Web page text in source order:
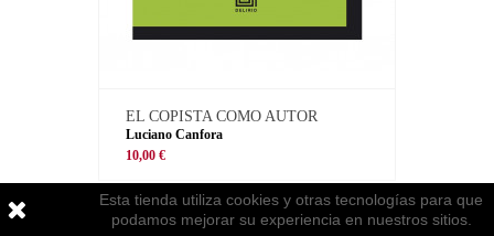
EL COPISTA COMO AUTOR
Luciano Canfora
10,00 €
Esta tienda utiliza cookies y otras tecnologías para que
podamos mejorar su experiencia en nuestros sitios.